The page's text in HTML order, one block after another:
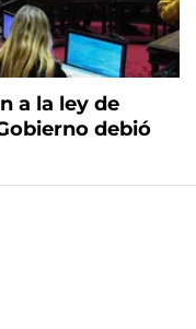
a la ley de
debió